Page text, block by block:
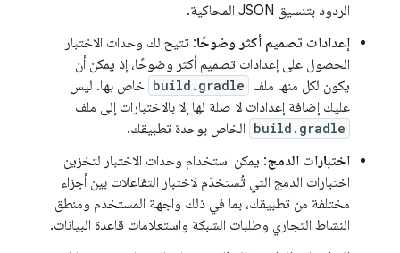
الردود بتنسيق JSON المحاكية.
إعدادات تصميم أكثر وضوحًا: تتيح لك وحدات الاختبار
الحصول على إعدادات تصميم أكثر وضوحًا، إذ يمكن أن
يكون لكل منها ملف build.gradle خاص بها. ليس
عليك إضافة إعدادات لا صلة لها إلا بالاختبارات إلى ملف
build.gradle الخاص بوحدة تطبيقك.
اختبارات الدمج: يمكن استخدام وحدات الاختبار لتخزين
اختبارات الدمج التي تُستخدَم لاختبار التفاعلات بين أجزاء
مختلفة من تطبيقك، بما في ذلك واجهة المستخدم ومنطق
النشاط التجاري وطلبات الشبكة واستعلامات قاعدة البيانات.